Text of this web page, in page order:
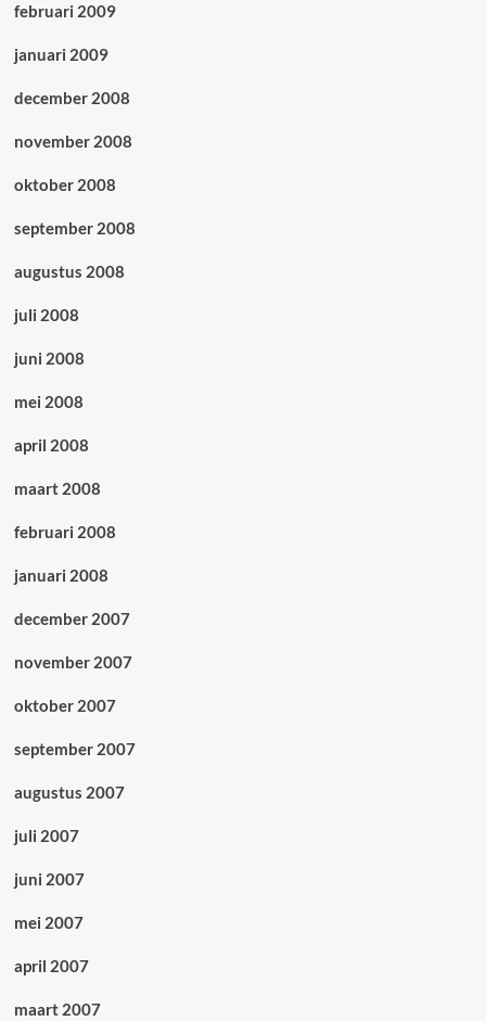
februari 2009
januari 2009
december 2008
november 2008
oktober 2008
september 2008
augustus 2008
juli 2008
juni 2008
mei 2008
april 2008
maart 2008
februari 2008
januari 2008
december 2007
november 2007
oktober 2007
september 2007
augustus 2007
juli 2007
juni 2007
mei 2007
april 2007
maart 2007